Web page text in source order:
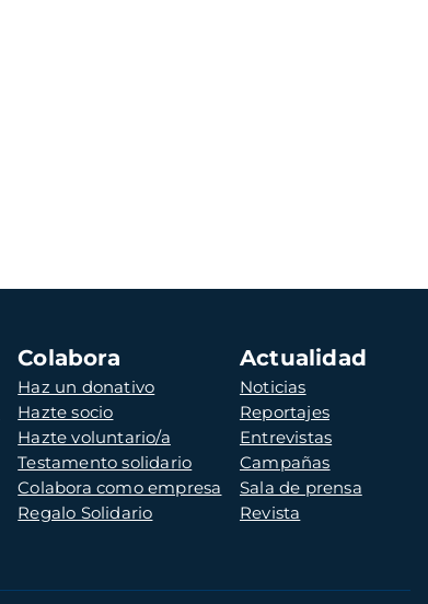
Colabora
Haz un donativo
Hazte socio
Hazte voluntario/a
Testamento solidario
Colabora como empresa
Regalo Solidario
Actualidad
Noticias
Reportajes
Entrevistas
Campañas
Sala de prensa
Revista